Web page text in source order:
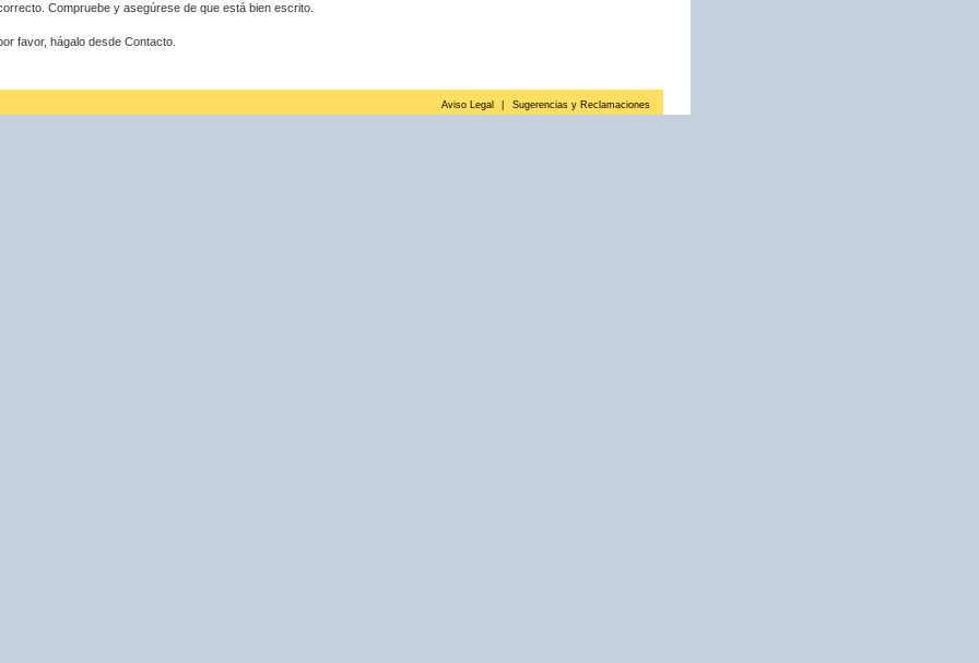
Compruebe y asegúrese de que está bien escrito.
favor, hágalo desde Contacto.
Aviso Legal Sugerencias y Reclamaciones